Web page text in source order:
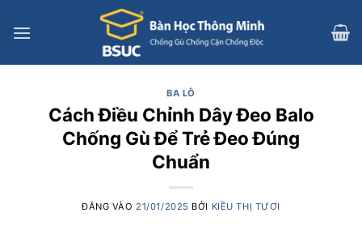
qua
dung
BA LÔ
Cách Điều Chỉnh Dây Đeo Balo
Chống Gù Để Trẻ Đeo Đúng
Chuẩn
ĐĂNG VÀO 21/01/2025 BỞI KIỀU THỊ TƯƠI